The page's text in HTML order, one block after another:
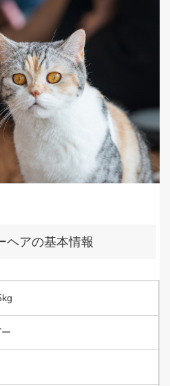
ヘアの基本情報